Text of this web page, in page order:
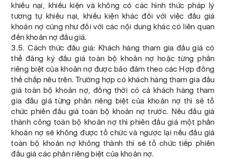
khiếu nại, khiếu kiện và không có các hình thức pháp lý
tương tự khiếu nại, khiếu kiện khác đối với việc đấu giá
khoản nợ cũng như đối với các nội dung khác có liên quan
đến khoản nợ đấu giá.
3.5. Cách thức đấu giá: Khách hàng tham gia đấu giá có
thể đăng ký đấu giá toàn bộ khoản nợ hoặc từng phần
riêng biệt của khoản nợ được bảo đảm theo các Hợp đồng
thế chấp nêu trên. Trường hợp có khách hàng tham gia đấu
giá toàn bộ khoản nợ, đồng thời có cả khách hàng tham
gia đấu giá từng phần riêng biệt của khoản nợ thì sẽ tổ
chức phiên đấu giá toàn bộ khoản nợ trước. Nếu đấu giá
thành công toàn bộ khoản nợ thì phiên đấu giá một phần
khoản nợ sẽ không được tổ chức và ngược lại nếu đấu giá
toàn bộ khoản nợ không thành thì sẽ tổ chức tiếp phiên
đấu giá các phần riêng biệt của khoản nợ.